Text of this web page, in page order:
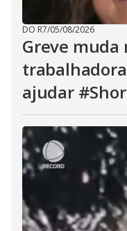
DO R7/05/08/2026
Greve muda
ajudar